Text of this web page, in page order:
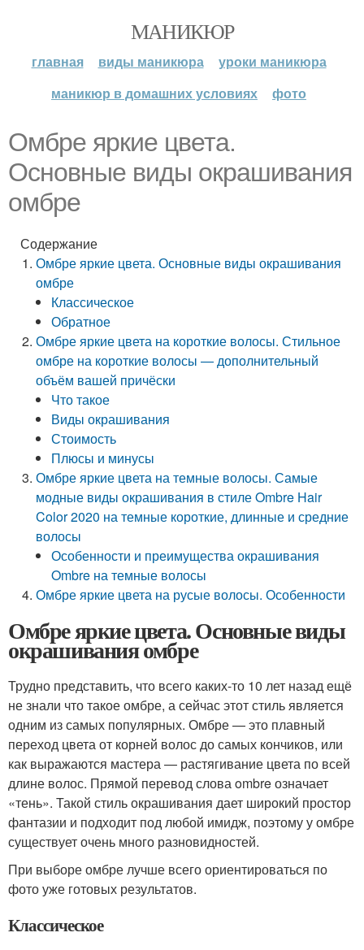
МАНИКЮР
главная виды маникюра
уроки маникюра
маникюр в домашних условиях
фото
Омбре яркие цвета.
Основные виды окрашивания
омбре
Содержание
Омбре яркие цвета. Основные виды окрашивания
омбре
Классическое
Обратное
Омбре яркие цвета на короткие волосы. Стильное
омбре на короткие волосы — дополнительный
объём вашей причёски
Что такое
Виды окрашивания
Стоимость
Плюсы и минусы
Омбре яркие цвета на темные волосы. Самые
модные виды окрашивания в стиле Ombre Hair
Color 2020 на темные короткие, длинные и средние
волосы
Особенности и преимущества окрашивания
Ombre на темные волосы
Омбре яркие цвета на русые волосы. Особенности
Омбре яркие цвета. Основные виды
окрашивания омбре
Трудно представить, что всего каких-то 10 лет назад ещё
не знали что такое омбре, а сейчас этот стиль является
одним из самых популярных. Омбре — это плавный
переход цвета от корней волос до самых кончиков, или
как выражаются мастера — растягивание цвета по всей
длине волос. Прямой перевод слова ombre означает
«тень». Такой стиль окрашивания дает широкий простор
фантазии и подходит под любой имидж, поэтому у омбре
существует очень много разновидностей.
При выборе омбре лучше всего ориентироваться по
фото уже готовых результатов.
Классическое